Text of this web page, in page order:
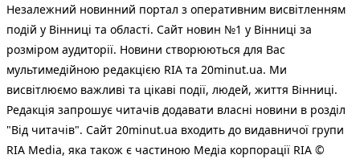
Незалежний новинний портал з оперативним висвітленням
подій у Вінниці та області. Сайт новин №1 у Вінниці за
розміром аудиторії. Новини створюються для Вас
мультимедійною редакцією RIA та 20minut.ua. Ми
висвітлюємо важливі та цікаві події, людей, життя Вінниці.
Редакція запрошує читачів додавати власні новини в розділ
"Від читачів". Сайт 20minut.ua входить до видавничої групи
RIA Media, яка також є частиною Медіа корпорації RIA ©